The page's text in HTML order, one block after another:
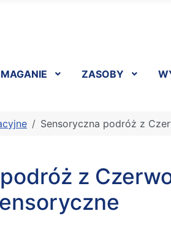
ZASOBY
Sensoryczna podróż z
z